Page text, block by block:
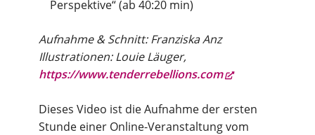
Perspektive“ (ab 40:20 min)
Aufnahme & Schnitt: Franziska Anz
Illustrationen: Louie Läuger,
https://www.tenderrebellions.com
Dieses Video ist die Aufnahme der ersten
Stunde einer Online-Veranstaltung vom